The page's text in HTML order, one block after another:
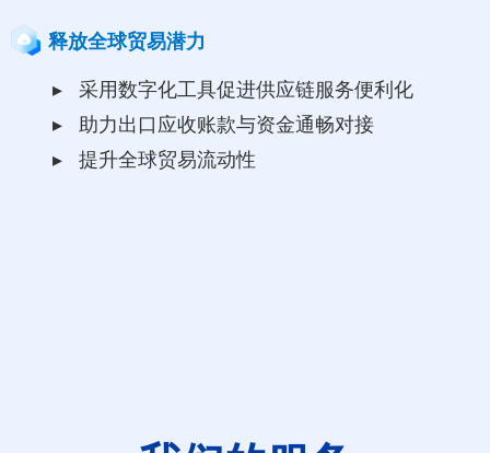
释放全球贸易潜力
▸ 采用数字化工具促进供应链服务便利化
▸ 助力出口应收账款与资金通畅对接
▸ 提升全球贸易流动性